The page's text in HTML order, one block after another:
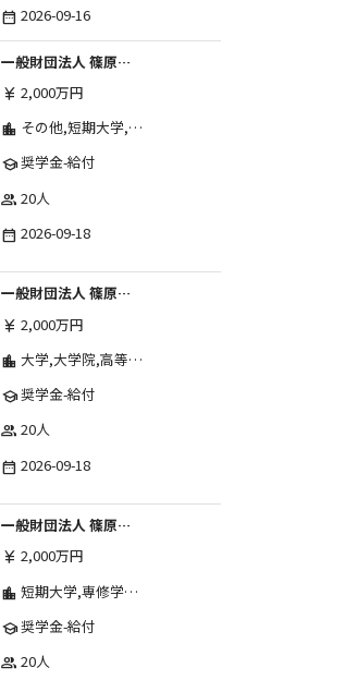
date_range 2026-09-16
一般財団法人 篠原欣子記念財団 (海外留学奨学金グループ)
currency_yen 2,000万円
location_city その他,短期大学,専修学校,高等専門学校,高等学校,大学院,大学
school奨学金-給付
group 20人
date_range 2026-09-18
一般財団法人 篠原欣子記念財団 (海外留学奨学金グループ)
currency_yen 2,000万円
location_city 大学,大学院,高等学校,その他,高等専門学校,専修学校,短期大学
school奨学金-給付
group 20人
date_range 2026-09-18
一般財団法人 篠原欣子記念財団 (海外留学奨学金グループ)
currency_yen 2,000万円
location_city 短期大学,専修学校,高等専門学校,その他,高等学校,大学院,大学
school奨学金-給付
group 20人